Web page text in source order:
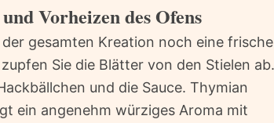
Vorheizen des Ofens
gesamten Kreation noch eine frische
Sie die Blätter von den Stielen ab.
und die Sauce. Thymian
ein angenehm würziges Aroma mit